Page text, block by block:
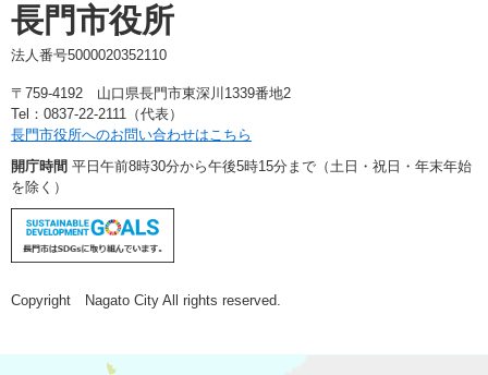
長門市役所
法人番号5000020352110
〒759-4192 山口県長門市東深川1339番地2
Tel：0837-22-2111（代表）
長門市役所へのお問い合わせはこちら
開庁時間 平日午前8時30分から午後5時15分まで（土日・祝日・年末年始
を除く）
Copyright Nagato City All rights reserved.